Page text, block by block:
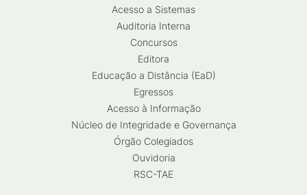
Acesso a Sistemas
Auditoria Interna
Concursos
Editora
Educação a Distância (EaD)
Egressos
Acesso à Informação
Núcleo de Integridade e Governança
Órgão Colegiados
Ouvidoria
RSC-TAE